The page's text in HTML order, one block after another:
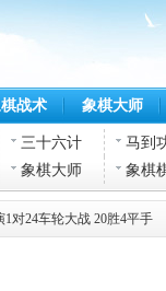
战术 象棋大师
三十六计
马到
象棋大师 象棋
对24车轮大战 20胜4平手